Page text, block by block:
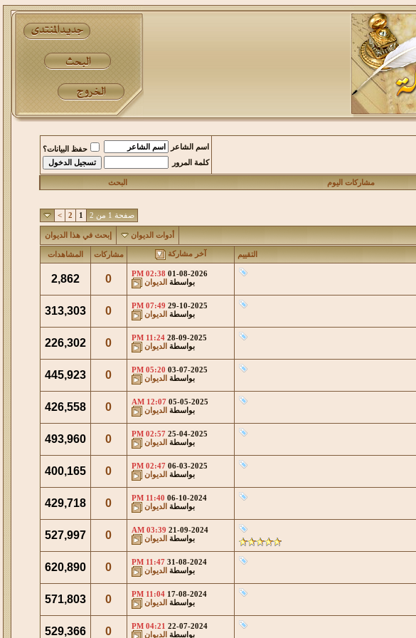
اسم الشاعر
حفظ البيانات؟
كلمة المرور
مشاركات اليوم البحث
صفحة 1 من 2 1
2
>
أدوات الديوان إبحث في هذا الديوان
التقييم آخر مشاركة مشاركات المشاهدات
01-08-2026
02:38 PM
بواسطة
الديوان 0
2,862
29-10-2025
07:49 PM
بواسطة
الديوان 0
313,303
28-09-2025
11:24 PM
بواسطة
الديوان 0
226,302
03-07-2025
05:20 PM
بواسطة
الديوان 0
445,923
05-05-2025
12:07 AM
بواسطة
الديوان 0
426,558
25-04-2025
02:57 PM
بواسطة
الديوان 0
493,960
06-03-2025
02:47 PM
بواسطة
الديوان 0
400,165
06-10-2024
11:40 PM
بواسطة
الديوان 0
429,718
21-09-2024
03:39 AM
بواسطة
الديوان 0
527,997
31-08-2024
11:47 PM
بواسطة
الديوان 0
620,890
17-08-2024
11:04 PM
بواسطة
الديوان 0
571,803
22-07-2024
04:21 PM
بواسطة
الديوان 0
529,366